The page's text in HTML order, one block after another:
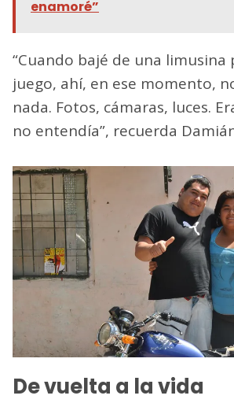
enamoré”
“Cuando bajé de una
juego, ahí, en ese momento,
nada. Fotos, cámaras, luces.
no entendía”, recuerda
De vuelta a la vida